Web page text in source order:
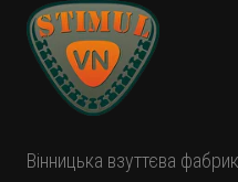
Вінницька взуттєва